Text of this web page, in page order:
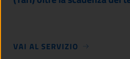
VAI AL SERVIZIO